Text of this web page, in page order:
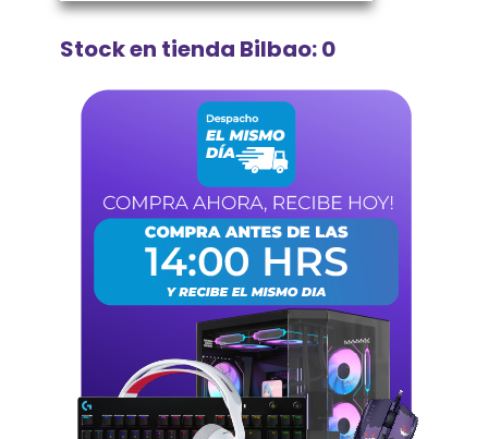
Stock en tienda Bilbao: 0